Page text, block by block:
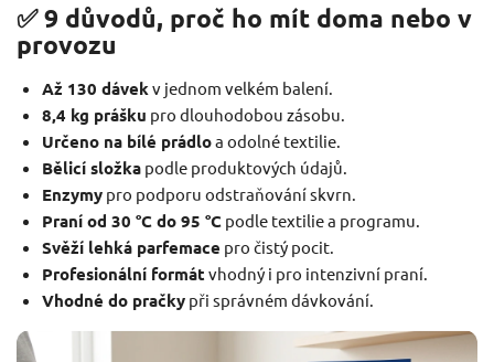
✅ 9 důvodů, proč ho mít doma nebo v
provozu
Až 130 dávekv jednom velkém balení.
8,4 kg prášku pro dlouhodobou zásobu.
Určeno na bílé prádloa odolné textilie.
Bělicí složkapodle produktových údajů.
Enzymypro podporu odstraňování skvrn.
Praní od 30 °C do 95 °Cpodle textilie a programu.
Svěží lehká parfemace pro čistý pocit.
Profesionální formát vhodný i pro intenzivní praní.
Vhodné do pračkypři správném dávkování.